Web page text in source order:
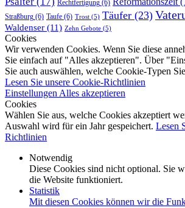
Rechtfertigung (6)
Straßburg (6) Taufe (6) Trost (5) Täufer (23)
Waldenser (11) Zehn Gebote (5)
Cookies
Wir verwenden Cookies. Wenn Sie diese
Sie einfach auf "Alles akzeptieren". Über
Sie auch auswählen, welche Cookie-Typen
Lesen Sie unsere Cookie-Richtlinien
Einstellungen Alles akzeptieren
Cookies
Wählen Sie aus, welche Cookies akzeptiert
Auswahl wird für ein Jahr gespeichert. Lesen
Richtlinien
Notwendig
Diese Cookies sind nicht optional. Sie
die Website funktioniert.
Statistik
Mit diesen Cookies können wir die